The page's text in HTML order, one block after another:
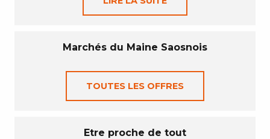
Marchés du Maine Saosnois
TOUTES LES OFFRES
Etre proche de tout